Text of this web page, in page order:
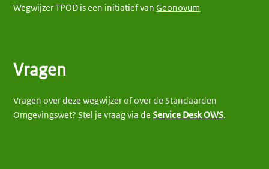
Wegwijzer TPOD is een initiatief vanGeonovum
Vragen
Vragen over deze wegwijzer of over de Standaarden
Omgevingswet? Stel je vraag via deService Desk OWS.